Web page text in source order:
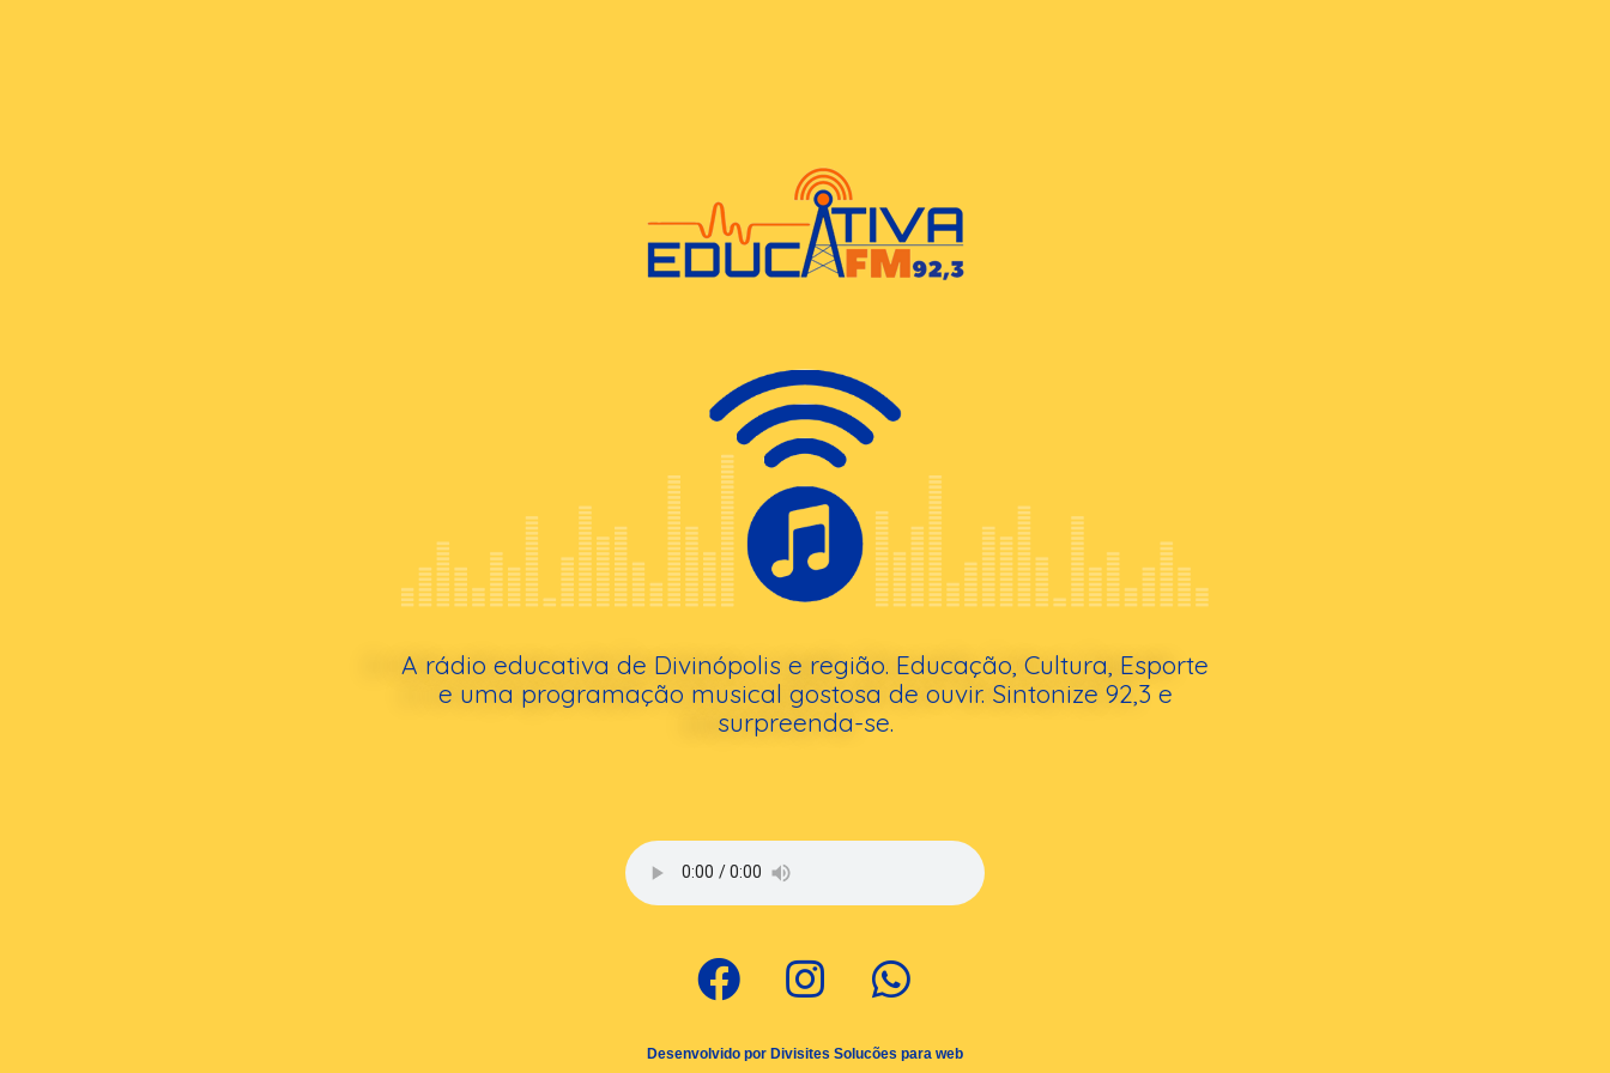
A rádio educativa de Divinópolis e região. Educação, Cultura, Esporte
e uma programação musical gostosa de ouvir. Sintonize 92,3 e
surpreenda-se.
Desenvolvido por Divisites Solucões para web